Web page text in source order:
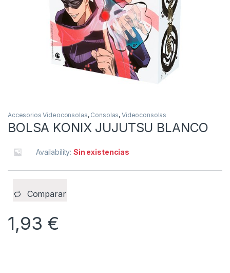
Accesorios Videoconsolas, Consolas, Videoconsolas
BOLSA KONIX JUJUTSU BLANCO
Availability:Sin existencias
Comparar
1,93 €